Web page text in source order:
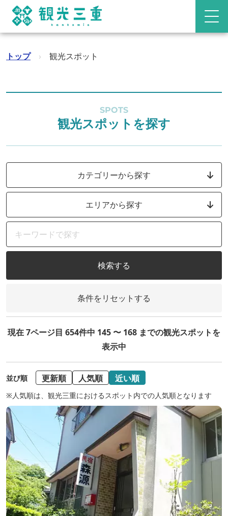
トップ › 観光スポット
SPOTS
観光スポットを探す
カテゴリーから探す
エリアから探す
検索する
条件をリセットする
現在 7ページ目 654件中 145 〜 168 までの観光スポットを
表示中
並び順 更新順 人気順 近い順
※人気順は、観光三重におけるスポット内での人気順となります